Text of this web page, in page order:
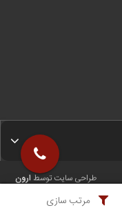
مرتب سازی
طراحی سایت توسط ارون